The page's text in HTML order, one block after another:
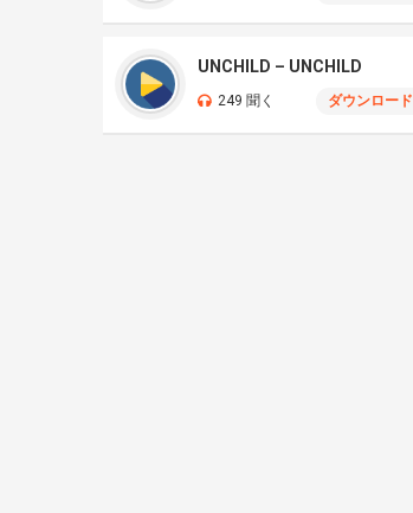
UNCHILD – UNCHILD
249 聞く ダウンロード